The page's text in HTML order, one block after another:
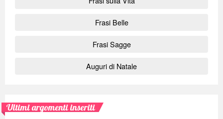
Frasi Belle
Frasi Sagge
Auguri di Natale
Ultimi argomenti inseriti